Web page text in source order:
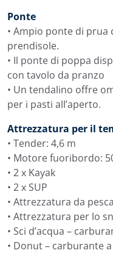
Ponte
• Ampio ponte di
prendisole.
• Il ponte di poppa
con tavolo da pranzo
• Un tendalino offre
per i pasti all’aperto.
Attrezzatura per il
• Tender: 4,6 m
• Motore fuoribordo:
• 2 x Kayak
• 2 x SUP
• Attrezzatura da pesca
• Attrezzatura per lo
• Sci d’acqua –
• Donut – carburante